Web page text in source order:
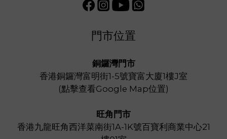
門市位置
銅鑼灣門市
香港銅鑼灣富明街1-5號寶富大廈1樓J室
(點擊查看Google Map位置)
旺角門市
香港九龍旺角西洋菜南街1A-1K號百寶利商業中心21